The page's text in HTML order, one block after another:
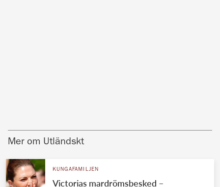
Mer om Utländskt
KUNGAFAMILJEN
Victorias mardrömsbesked –